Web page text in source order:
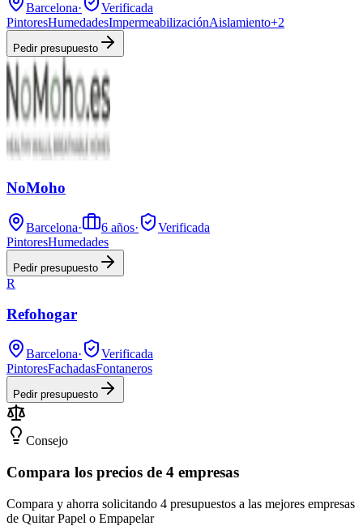
Barcelona·
Verificada
PintoresHumedadesImpermeabilizaciónAislamiento+2
Pedir presupuesto
NoMoho
Barcelona· 6 años·
Verificada
PintoresHumedades
Pedir presupuesto
R
Refohogar
Barcelona·
Verificada
PintoresFachadasFontaneros
Pedir presupuesto
Consejo
Compara los precios de 4 empresas
Compara y ahorra solicitando 4 presupuestos a las mejores empresas
de Quitar Papel o Empapelar